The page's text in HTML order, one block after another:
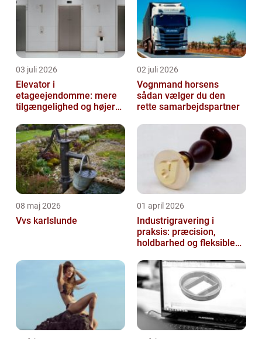
03 juli 2026
Elevator i
etageejendomme: mere
tilgængelighed og højere
02 juli 2026
Vognmand horsens
sådan vælger du den
rette samarbejdspartner
08 maj 2026
Vvs karlslunde
01 april 2026
Industrigravering i
praksis: præcision,
holdbarhed og fleksible